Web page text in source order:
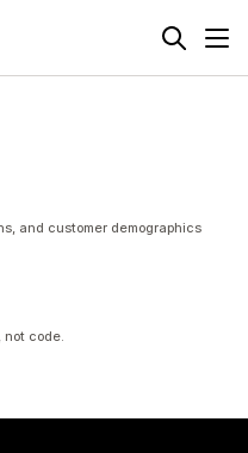
and customer demographics
not code.